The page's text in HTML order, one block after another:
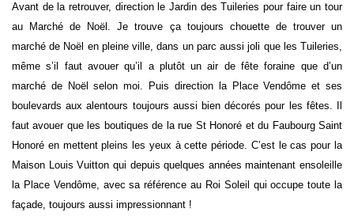
Avant de la retrouver, direction le Jardin des Tuileries pour faire un tour
au Marché de Noël. Je trouve ça toujours chouette de trouver un
marché de Noël en pleine ville, dans un parc aussi joli que les Tuileries,
même s’il faut avouer qu’il a plutôt un air de fête foraine que d’un
marché de Noël selon moi. Puis direction la Place Vendôme et ses
boulevards aux alentours toujours aussi bien décorés pour les fêtes. Il
faut avouer que les boutiques de la rue St Honoré et du Faubourg Saint
Honoré en mettent pleins les yeux à cette période. C’est le cas pour la
Maison Louis Vuitton qui depuis quelques années maintenant ensoleille
la Place Vendôme, avec sa référence au Roi Soleil qui occupe toute la
façade, toujours aussi impressionnant !